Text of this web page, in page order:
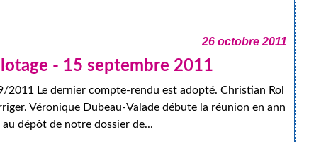
26 octobre 2011
- 15 septembre 2011
Le dernier compte-rendu est adopté. Christian Rol
Véronique Dubeau-Valade débute la réunion en ann
dépôt de notre dossier de...